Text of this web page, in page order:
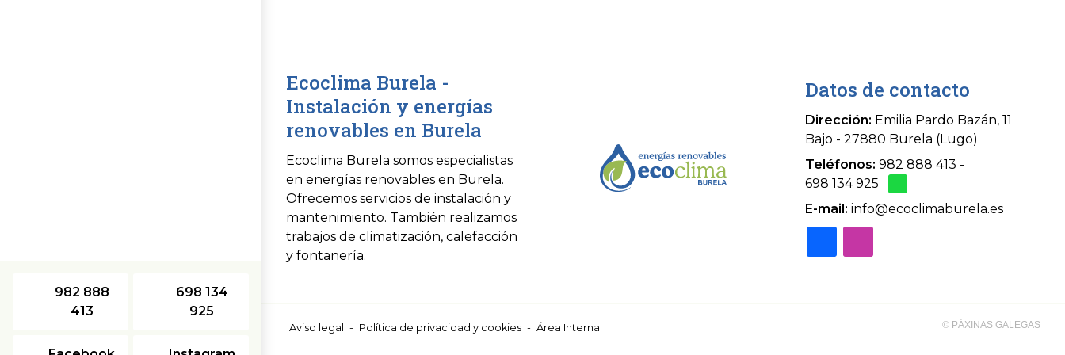
982 888
413
698 134
925
Ecoclima Burela -
Instalación y energías
renovables en Burela
Ecoclima Burela somos especialistas
en energías renovables en Burela.
Ofrecemos servicios de instalación y
mantenimiento. También realizamos
trabajos de climatización, calefacción
y fontanería.
Datos de contacto
Dirección: Emilia Pardo Bazán, 11
Bajo - 27880 Burela (Lugo)
Teléfonos: 982 888 413 -
698 134 925
E-mail: info@ecoclimaburela.es
Aviso legal - Política de privacidad y cookies - Área Interna © PÁXINAS GALEGAS